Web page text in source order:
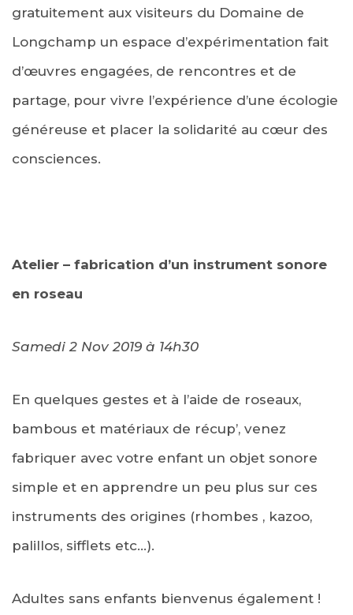
gratuitement aux visiteurs du Domaine de
Longchamp un espace d’expérimentation fait
d’œuvres engagées, de rencontres et de
partage, pour vivre l’expérience d’une écologie
généreuse et placer la solidarité au cœur des
consciences.
Atelier – fabrication d’un instrument sonore
en roseau
Samedi 2 Nov 2019 à 14h30
En quelques gestes et à l’aide de roseaux,
bambous et matériaux de récup’, venez
fabriquer avec votre enfant un objet sonore
simple et en apprendre un peu plus sur ces
instruments des origines (rhombes , kazoo,
palillos, sifflets etc…).
Adultes sans enfants bienvenus également !